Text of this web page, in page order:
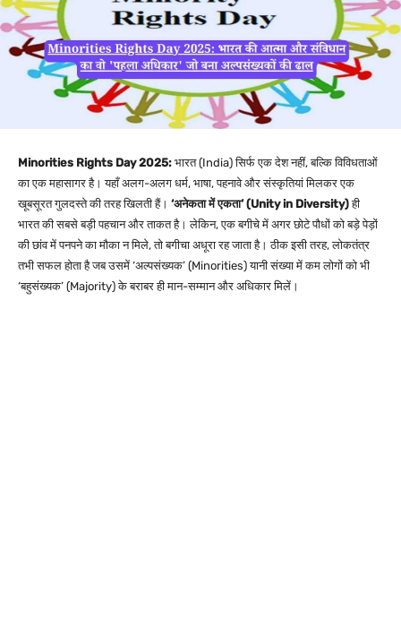
Minorities Rights Day 2025: भारत (India) सिर्फ एक देश नहीं, बल्कि विविधताओं
का एक महासागर है। यहाँ अलग-अलग धर्म, भाषा, पहनावे और संस्कृतियां मिलकर एक
खूबसूरत गुलदस्ते की तरह खिलती हैं। ‘अनेकता में एकता’ (Unity in Diversity)ही
भारत की सबसे बड़ी पहचान और ताकत है। लेकिन, एक बगीचे में अगर छोटे पौधों को बड़े पेड़ों
की छांव में पनपने का मौका न मिले, तो बगीचा अधूरा रह जाता है। ठीक इसी तरह, लोकतंत्र
तभी सफल होता है जब उसमें ‘अल्पसंख्यक’ (Minorities) यानी संख्या में कम लोगों को भी
‘बहुसंख्यक’ (Majority) के बराबर ही मान-सम्मान और अधिकार मिलें।